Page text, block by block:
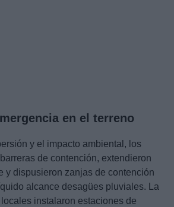
en el terreno
y el impacto ambiental, los
de contención, extendieron
y dispusieron zanjas de contención
alcance desagües pluviales. La
instalaron estaciones de